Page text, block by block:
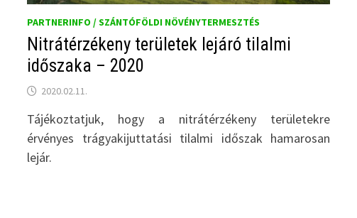
PARTNERINFO / SZÁNTÓFÖLDI NÖVÉNYTERMESZTÉS
Nitrátérzékeny területek lejáró tilalmi
időszaka – 2020
2020.02.11.
Tájékoztatjuk, hogy a nitrátérzékeny területekre
érvényes trágyakijuttatási tilalmi időszak hamarosan
lejár.